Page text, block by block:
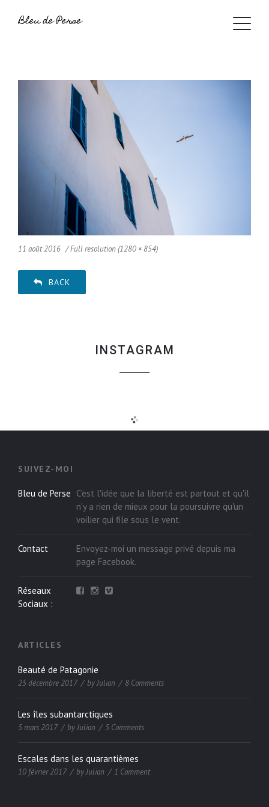
11 août 2016 Full resolution (1280 × 854)
BACK
INSTAGRAM
SUIVEZ-MOI
Bleu de Perse C'est l'idée que la liberté est partout et qu'il
n'y a rien de mieux pour la poursuivre qu'un
voilier qui file sous le vent.
Contact
Envoyez-moi un message privé depuis ma
page Facebook.
Réseaux
Sociaux :
ARTICLES
Beauté de Patagonie
25 décembre 2017 byJulian 8 Comments
Les îles subantarctiques
5 mars 2017 byJulian 5 Comments
Escales dans les quarantièmes
10 février 2017 byJulian 1 Comment